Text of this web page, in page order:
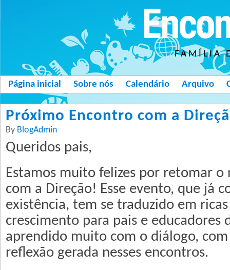
FAMÍLIA
Página inicial Sobre nós Calendário Arquivo
Próximo Encontro com a
By BlogAdmin
Queridos pais,
Estamos muito felizes por retomar o
com a Direção! Esse evento, que já
existência, tem se traduzido em
crescimento para pais e educadores
aprendido muito com o diálogo,
reflexão gerada nesses encontros.